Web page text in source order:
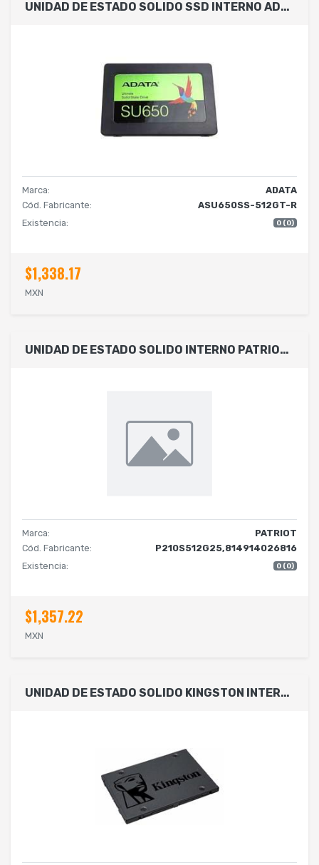
UNIDAD DE ESTADO SOLIDO SSD INTERNO ADATA SU650 512GB 2.5 SATA3 LECT. 520 ESCRIT. 450 MBS 7MM PC LAPTOP MINIPC SIN BRACKET 3DNAND ASU650SS-512GT-R
Marca:
ADATA
Cód. Fabricante:
ASU650SS-512GT-R
Existencia:
0 (0)
$1,338.17
MXN
UNIDAD DE ESTADO SOLIDO INTERNO PATRIOT P210 512GB 2.5 SATA LECT.520 ESCRIT.430 MBS 7MM PC LAPTOP MINIPC SIN BRACKET
Marca:
PATRIOT
Cód. Fabricante:
P210S512G25,814914026816
Existencia:
0 (0)
$1,357.22
MXN
UNIDAD DE ESTADO SOLIDO KINGSTON INTERNO A400 240GB 2.5 SATA3 7MM LECT.500 ESCRIT.320MB/S PC/LAPTOP SA400S37/240G